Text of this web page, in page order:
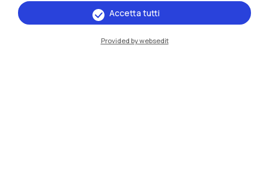
Accetta tutti
Provided by websedit